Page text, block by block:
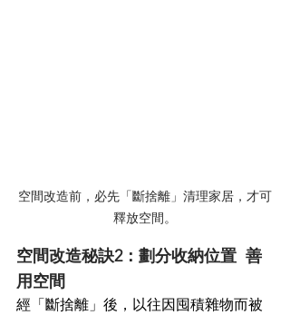
空間改造前，必先「斷捨離」清理家居，才可
釋放空間。
空間改造秘訣2：劃分收納位置  善
用空間
經「斷捨離」後，以往因囤積雜物而被